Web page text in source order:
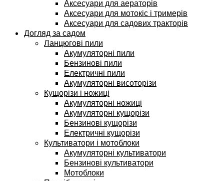
Аксесуари для аераторів
Аксесуари для мотокіс і тримерів
Аксесуари для садових тракторів
Догляд за садом
Ланцюгові пили
Акумуляторні пили
Бензинові пили
Електричні пили
Акумуляторні висоторізи
Кущорізи і ножиці
Акумуляторні ножиці
Акумуляторні кущорізи
Бензинові кущорізи
Електричні кущорізи
Культиватори і мотоблоки
Акумуляторні культиватори
Бензинові культиватори
Мотоблоки